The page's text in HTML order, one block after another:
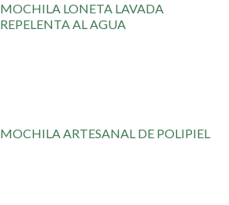
MOCHILA LONETA LAVADA
REPELENTA AL AGUA
MOCHILA ARTESANAL DE POLIPIEL